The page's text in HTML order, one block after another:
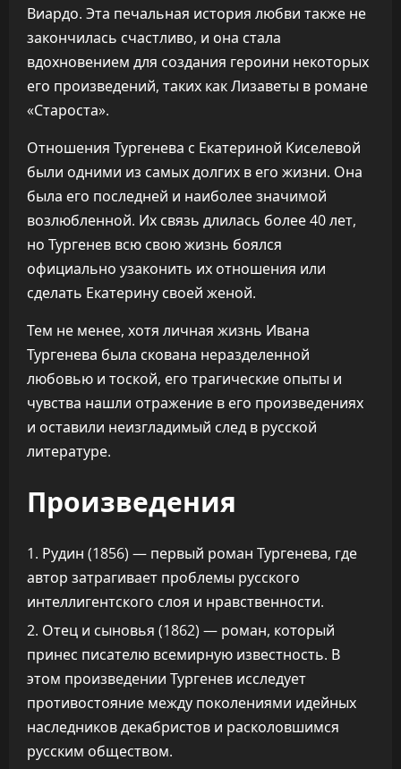
Виардо. Эта печальная история любви также не
закончилась счастливо, и она стала
вдохновением для создания героини некоторых
его произведений, таких как Лизаветы в романе
«Староста».
Отношения Тургенева с Екатериной Киселевой
были одними из самых долгих в его жизни. Она
была его последней и наиболее значимой
возлюбленной. Их связь длилась более 40 лет,
но Тургенев всю свою жизнь боялся
официально узаконить их отношения или
сделать Екатерину своей женой.
Тем не менее, хотя личная жизнь Ивана
Тургенева была скована неразделенной
любовью и тоской, его трагические опыты и
чувства нашли отражение в его произведениях
и оставили неизгладимый след в русской
литературе.
Произведения
Рудин (1856) — первый роман Тургенева, где
автор затрагивает проблемы русского
интеллигентского слоя и нравственности.
Отец и сыновья (1862) — роман, который
принес писателю всемирную известность. В
этом произведении Тургенев исследует
противостояние между поколениями идейных
наследников декабристов и расколовшимся
русским обществом.